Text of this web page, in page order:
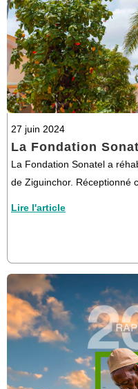
27 juin 2024
La Fondation
La Fondation Sonatel a
de Ziguinchor. Réceptionné
Lire l'article